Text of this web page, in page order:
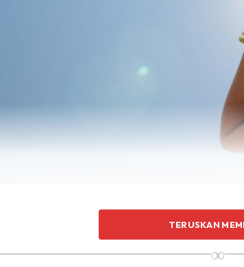
darah rendah. Lebih kronik lagi, anda tidak
TERUSKAN
∞